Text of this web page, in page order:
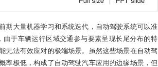
期大量机器学习和系统迭代，自动驾驶系统可以准
由于车辆运行区域交通参与要素呈现长尾分布的特
无法有效应对的极端场景。虽然这些场景在自动驾
率极低，构成了自动驾驶汽车应用的边缘场景，但